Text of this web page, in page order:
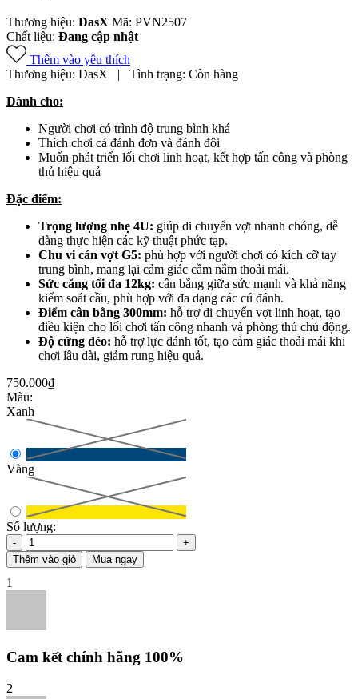
Thương hiệu: DasX Mã: PVN2507
Chất liệu: Đang cập nhật
Thêm vào yêu thích
Thương hiệu: DasX | Tình trạng: Còn hàng
Dành cho:
Người chơi có trình độ trung bình khá
Thích chơi cả đánh đơn và đánh đôi
Muốn phát triển lối chơi linh hoạt, kết hợp tấn công và phòng
thủ hiệu quả
Đặc điểm:
Trọng lượng nhẹ 4U: giúp di chuyển vợt nhanh chóng, dễ
dàng thực hiện các kỹ thuật phức tạp.
Chu vi cán vợt G5: phù hợp với người chơi có kích cỡ tay
trung bình, mang lại cảm giác cầm nắm thoải mái.
Sức căng tối đa 12kg: cân bằng giữa sức mạnh và khả năng
kiểm soát cầu, phù hợp với đa dạng các cú đánh.
Điểm cân bằng 300mm: hỗ trợ di chuyển vợt linh hoạt, tạo
điều kiện cho lối chơi tấn công nhanh và phòng thủ chủ động.
Độ cứng dẻo: hỗ trợ lực đánh tốt, tạo cảm giác thoải mái khi
chơi lâu dài, giảm rung hiệu quả.
750.000₫
Màu:
Xanh
Vàng
Số lượng:
-
+
Thêm vào giỏ
Mua ngay
1
Cam kết chính hãng 100%
2